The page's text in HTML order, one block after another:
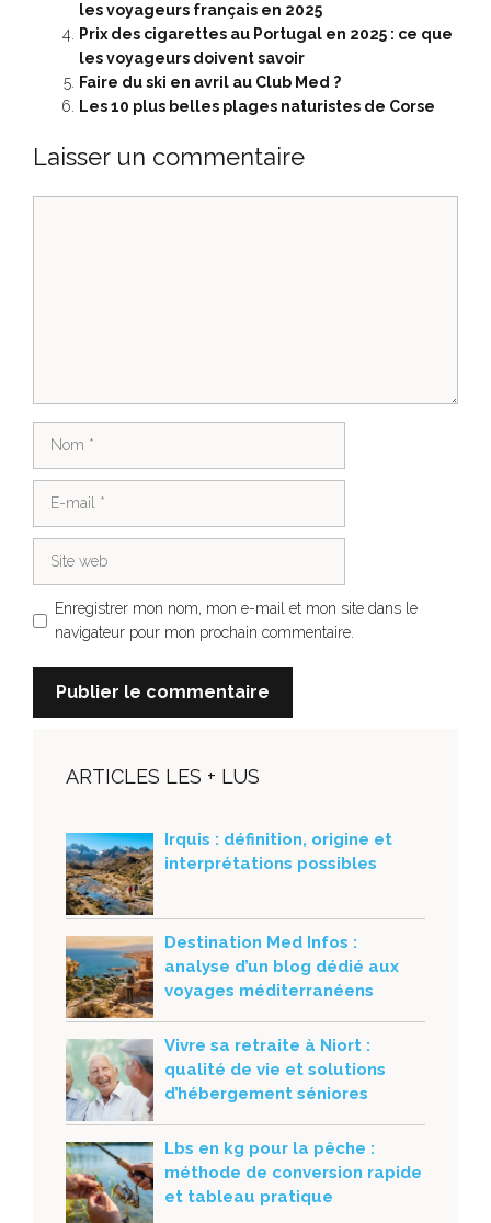
les voyageurs français en 2025
Prix des cigarettes au Portugal en 2025 : ce que
les voyageurs doivent savoir
Faire du ski en avril au Club Med ?
Les 10 plus belles plages naturistes de Corse
Laisser un commentaire
Enregistrer mon nom, mon e-mail et mon site dans le
navigateur pour mon prochain commentaire.
ARTICLES LES + LUS
Irquis : définition, origine et
interprétations possibles
Destination Med Infos :
analyse d’un blog dédié aux
voyages méditerranéens
Vivre sa retraite à Niort :
qualité de vie et solutions
d’hébergement séniores
Lbs en kg pour la pêche :
méthode de conversion rapide
et tableau pratique